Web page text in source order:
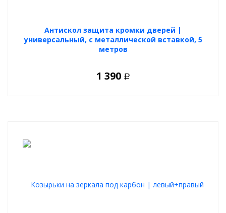
Антискол защита кромки дверей |
универсальный, с металлической вставкой, 5
метров
1 390 Р